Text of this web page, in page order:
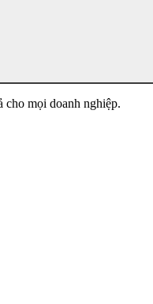
cho mọi doanh nghiệp.